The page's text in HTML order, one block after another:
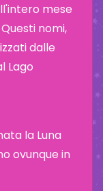
mese
nomi,
dalle
Lago
la Luna
ovunque in